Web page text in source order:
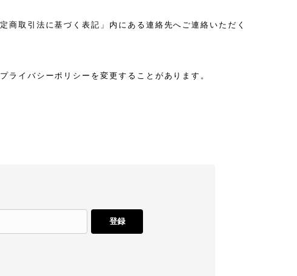
取引法に基づく表記」内にある連絡先へご連絡いただく
イバシーポリシーを変更することがあります。
登録